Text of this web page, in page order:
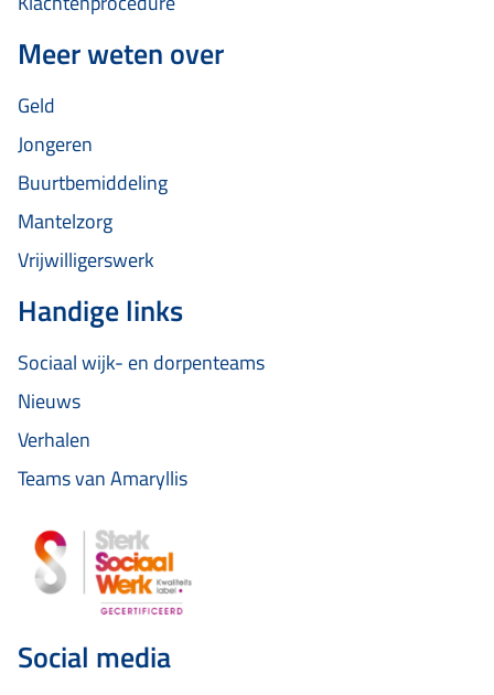
Meer weten over
Geld
Jongeren
Buurtbemiddeling
Mantelzorg
Vrijwilligerswerk
Handige links
Sociaal wijk- en dorpenteams
Nieuws
Verhalen
Teams van Amaryllis
Social media